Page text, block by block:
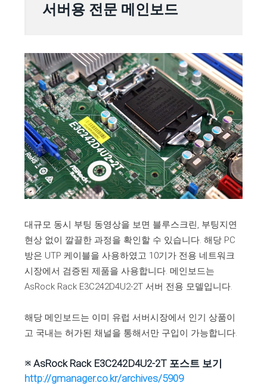
서버용 전문 메인보드
대규모 동시 부팅 동영상을 보면 블루스크린, 부팅지연
현상 없이 깔끌한 과정을 확인할 수 있습니다. 해당 PC
방은 UTP 케이블을 사용하였고 10기가 전용 네트워크
시장에서 검증된 제품을 사용합니다. 메인보드는
AsRock Rack E3C242D4U2-2T 서버 전용 모델입니다.
해당 메인보드는 이미 유럽 서버시장에서 인기 상품이
고 국내는 허가된 채널을 통해서만 구입이 가능합니다.
※ AsRock Rack E3C242D4U2-2T 포스트 보기
http://gmanager.co.kr/archives/5909